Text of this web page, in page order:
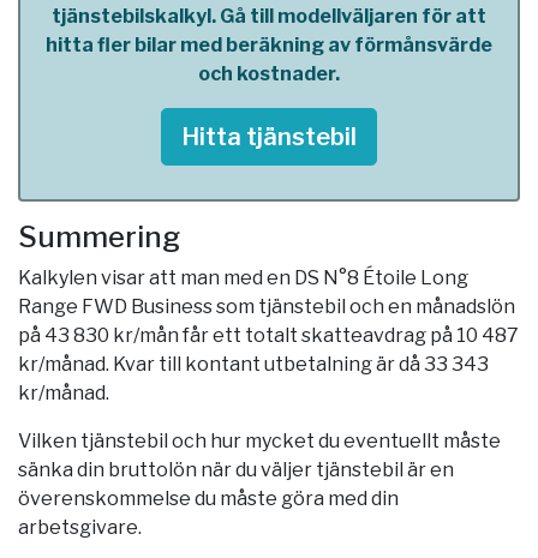
tjänstebilskalkyl. Gå till modellväljaren för att
hitta fler bilar med beräkning av förmånsvärde
och kostnader.
Hitta tjänstebil
Summering
Kalkylen visar att man med en DS N°8 Étoile Long
Range FWD Business som tjänstebil och en månadslön
på 43 830 kr/mån får ett totalt skatteavdrag på 10 487
kr/månad. Kvar till kontant utbetalning är då 33 343
kr/månad.
Vilken tjänstebil och hur mycket du eventuellt måste
sänka din bruttolön när du väljer tjänstebil är en
överenskommelse du måste göra med din
arbetsgivare.